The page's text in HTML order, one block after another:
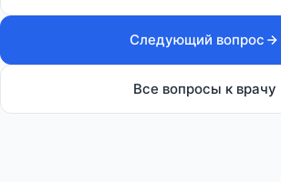
Следующий вопрос
Все вопросы к врачу